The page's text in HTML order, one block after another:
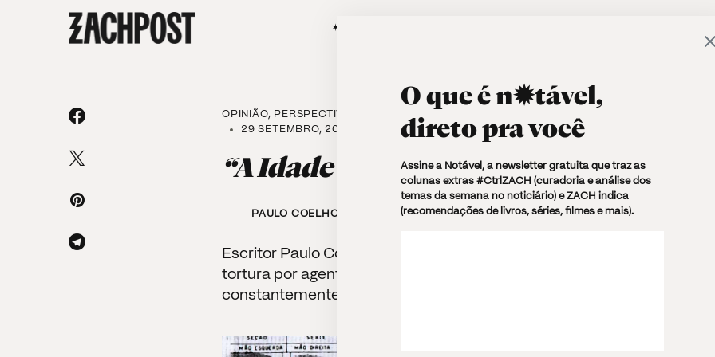
✶SÃO PAULO ↗
OPINIÃO PERSPECTIVAS
29 SETEMBRO, 2019 · 15:12
5 MIN. TXT
“A Idade das trevas está de volta”
PAULO COELHO
Escritor Paulo Coelho relembra o seu cárcere e as sessões de
tortura por agentes da ditadura militar, um período
constantemente celebrado pelo atual presidente Jair Bolsonaro.
O que én✹tável,
direto pra você
Assine a Notável, a newsletter gratuita que traz as
colunas extras #CtrlZACH (curadoria e análise dos
temas da semana no noticiário) e ZACH indica
(recomendações de livros, séries, filmes e mais).